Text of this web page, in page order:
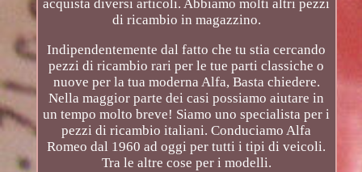
acquista diversi articoli. Abbiamo molti altri pezzi
di ricambio in magazzino.
Indipendentemente dal fatto che tu stia cercando
pezzi di ricambio rari per le tue parti classiche o
nuove per la tua moderna Alfa, Basta chiedere.
Nella maggior parte dei casi possiamo aiutare in
un tempo molto breve! Siamo uno specialista per i
pezzi di ricambio italiani. Conduciamo Alfa
Romeo dal 1960 ad oggi per tutti i tipi di veicoli.
Tra le altre cose per i modelli.